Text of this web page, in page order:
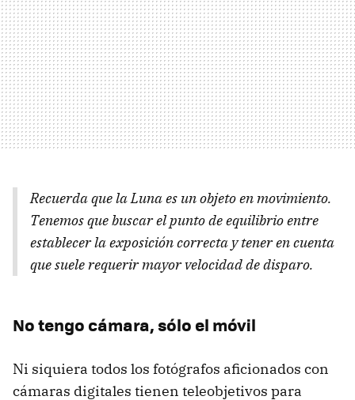
Recuerda que la Luna es un objeto en movimiento.
Tenemos que buscar el punto de equilibrio entre
establecer la exposición correcta y tener en cuenta
que suele requerir mayor velocidad de disparo.
No tengo cámara, sólo el móvil
Ni siquiera todos los fotógrafos aficionados con
cámaras digitales tienen teleobjetivos para